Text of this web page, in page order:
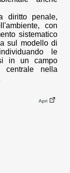
diritto penale,
con
sistematico
sul modello di
le
in un campo
centrale nella
Apri